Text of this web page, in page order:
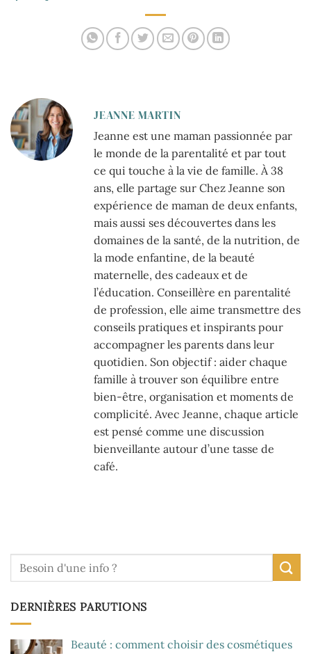
JEANNE MARTIN
Jeanne est une maman passionnée par
le monde de la parentalité et par tout
ce qui touche à la vie de famille. À 38
ans, elle partage sur Chez Jeanne son
expérience de maman de deux enfants,
mais aussi ses découvertes dans les
domaines de la santé, de la nutrition, de
la mode enfantine, de la beauté
maternelle, des cadeaux et de
l’éducation. Conseillère en parentalité
de profession, elle aime transmettre des
conseils pratiques et inspirants pour
accompagner les parents dans leur
quotidien. Son objectif : aider chaque
famille à trouver son équilibre entre
bien-être, organisation et moments de
complicité. Avec Jeanne, chaque article
est pensé comme une discussion
bienveillante autour d’une tasse de
café.
DERNIÈRES PARUTIONS
Beauté : comment choisir des cosmétiques